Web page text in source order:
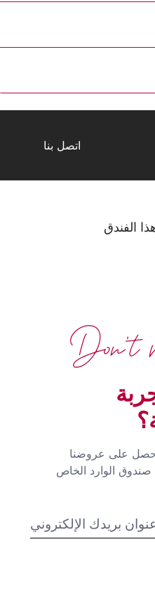
اتصل بنا
الفندق
على عروضنا
الوارد الخاص
Don't